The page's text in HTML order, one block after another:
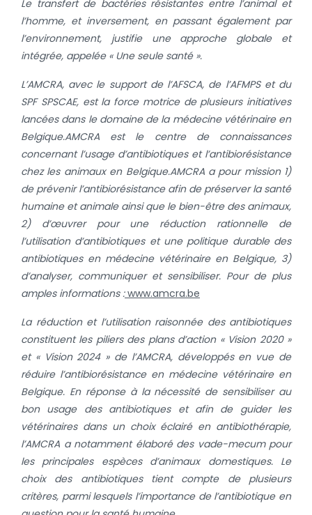
Le transfert de bactéries résistantes entre l’animal et
l’homme, et inversement, en passant également par
l’environnement, justifie une approche globale et
intégrée, appelée « Une seule santé ».
L’AMCRA, avec le support de l’AFSCA, de l’AFMPS et du
SPF SPSCAE, est la force motrice de plusieurs initiatives
lancées dans le domaine de la médecine vétérinaire en
Belgique.AMCRA est le centre de connaissances
concernant l’usage d’antibiotiques et l’antibiorésistance
chez les animaux en Belgique.AMCRA a pour mission 1)
de prévenir l’antibiorésistance afin de préserver la santé
humaine et animale ainsi que le bien-être des animaux,
2) d’œuvrer pour une réduction rationnelle de
l’utilisation d’antibiotiques et une politique durable des
antibiotiques en médecine vétérinaire en Belgique, 3)
d’analyser, communiquer et sensibiliser. Pour de plus
amples informations :www.amcra.be
La réduction et l’utilisation raisonnée des antibiotiques
constituent les piliers des plans d’action « Vision 2020 »
et « Vision 2024 » de l’AMCRA, développés en vue de
réduire l’antibiorésistance en médecine vétérinaire en
Belgique. En réponse à la nécessité de sensibiliser au
bon usage des antibiotiques et afin de guider les
vétérinaires dans un choix éclairé en antibiothérapie,
l’AMCRA a notamment élaboré des vade-mecum pour
les principales espèces d’animaux domestiques. Le
choix des antibiotiques tient compte de plusieurs
critères, parmi lesquels l’importance de l’antibiotique en